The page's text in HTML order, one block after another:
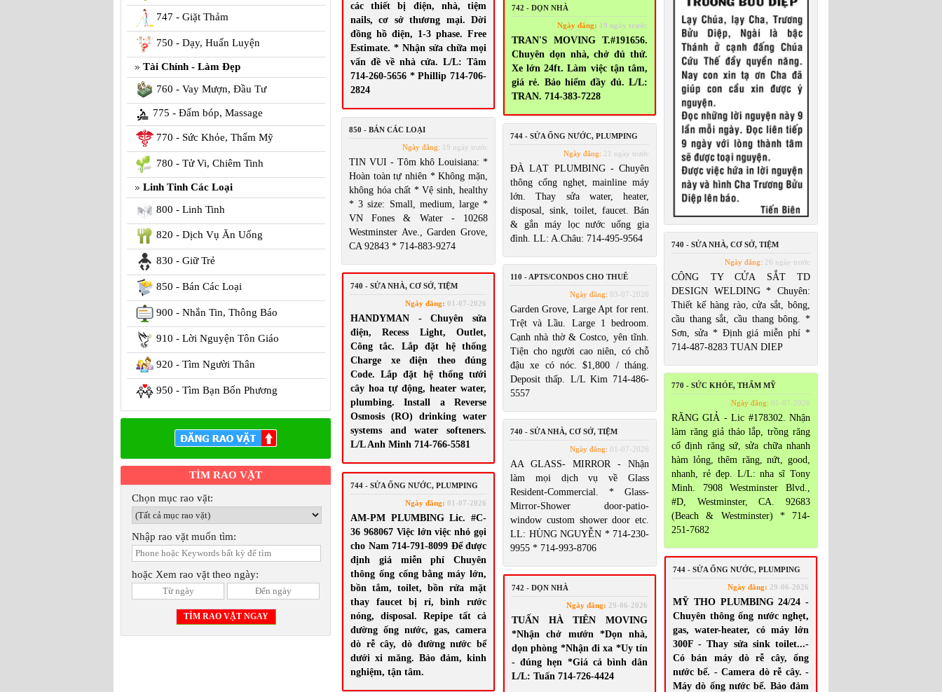
747 - Giặt Thảm
750 - Dạy, Huấn Luyện
Tài Chính - Làm Đẹp
760 - Vay Mượn, Đầu Tư
775 - Đấm bóp, Massage
770 - Sức Khỏe, Thẩm Mỹ
780 - Tử Vi, Chiêm Tinh
Linh Tinh Các Loại
800 - Linh Tinh
820 - Dịch Vụ Ăn Uống
830 - Giữ Trẻ
850 - Bán Các Loại
900 - Nhắn Tin, Thông Báo
910 - Lời Nguyện Tôn Giáo
920 - Tìm Người Thân
950 - Tìm Bạn Bốn Phương
TÌM RAO VẶT
Chọn mục rao vặt:
Nhập rao vặt muốn tìm:
hoặc Xem rao vặt theo ngày:
các thiết bị điện, nhà, tiệm
nails, cơ sở thương mại. Dời
đồng hồ điện, 1-3 phase. Free
Estimate. * Nhận sửa chữa mọi
vấn đề về nhà cửa. L/L: Tâm
714-260-5656 * Phillip 714-706-
2824
742 - DỌN NHÀ
Ngày đăng: 19 ngày trước
TRAN'S MOVING T.#191656.
Chuyên dọn nhà, chở đủ thứ.
Xe lớn 24ft. Làm việc tận tâm,
giá rẻ. Bảo hiểm đầy đủ. L/L:
TRAN. 714-383-7228
850 - BÁN CÁC LOẠI
Ngày đăng: 19 ngày trước
TIN VUI - Tôm khô Louisiana: *
Hoàn toàn tự nhiên * Không mặn,
không hóa chất * Vệ sinh, healthy
* 3 size: Small, medium, large *
VN Fones & Water - 10268
Westminster Ave., Garden Grove,
CA 92843 * 714-883-9274
744 - SỬA ỐNG NƯỚC, PLUMPING
Ngày đăng: 21 ngày trước
ĐÀ LẠT PLUMBING - Chuyên
thông cống nghẹt, mainline máy
lớn. Thay sửa water, heater,
disposal, sink, toilet, faucet. Bán
& gắn máy lọc nước uống gia
đình. LL: A.Châu: 714-495-9564
740 - SỬA NHÀ, CƠ SỞ, TIỆM
Ngày đăng: 26 ngày trước
CÔNG TY CỬA SẮT TD
DESIGN WELDING * Chuyên:
Thiết kế hàng rào, cửa sắt, bông,
cầu thang sắt, cầu thang bông. *
Sơn, sửa * Định giá miễn phí *
714-487-8283 TUAN DIEP
110 - APTS/CONDOS CHO THUÊ
Ngày đăng: 03-07-2026
Garden Grove, Large Apt for rent.
Trệt và Lầu. Large 1 bedroom.
Cạnh nhà thờ & Costco, yên tĩnh.
Tiện cho người cao niên, có chỗ
đậu xe có nóc. $1,800 / tháng.
Deposit thấp. L/L Kim 714-486-
5557
740 - SỬA NHÀ, CƠ SỞ, TIỆM
Ngày đăng: 01-07-2026
HANDYMAN - Chuyên sửa
điện, Recess Light, Outlet,
Công tắc. Lắp đặt hệ thống
Charge xe điện theo đúng
Code. Lắp đặt hệ thống tưới
cây hoa tự động, heater water,
plumbing. Install a Reverse
Osmosis (RO) drinking water
systems and water softeners.
L/L Anh Minh 714-766-5581
770 - SỨC KHỎE, THẨM MỸ
Ngày đăng: 01-07-2026
RĂNG GIẢ - Lic #178302. Nhận
làm răng giả tháo lắp, trồng răng
cố định răng sứ, sửa chữa nhanh
hàm lỏng, thêm răng, nứt, good,
nhanh, rẻ đẹp. L/L: nha sĩ Tony
Minh. 7908 Westminster Blvd.,
#D, Westminster, CA. 92683
(Beach & Westminster) * 714-
251-7682
740 - SỬA NHÀ, CƠ SỞ, TIỆM
Ngày đăng: 01-07-2026
AA GLASS- MIRROR - Nhận
làm mọi dịch vụ về Glass
Resident-Commercial. * Glass-
Mirror-Shower door-patio-
window custom shower door etc.
LL: HÙNG NGUYỄN * 714-230-
9955 * 714-993-8706
744 - SỬA ỐNG NƯỚC, PLUMPING
Ngày đăng: 01-07-2026
AM-PM PLUMBING Lic. #C-
36 968067 Việc lớn việc nhỏ gọi
cho Nam 714-791-8099 Để được
định giá miễn phí Chuyên
thông ống cống bằng máy lớn,
bồn tắm, toilet, bồn rửa mặt
thay faucet bị rỉ, bình rước
nóng, disposal. Repipe tất cả
đường ống nước, gas, camera
dò rễ cây, dò đường nước bể
dưới xi măng. Bảo đảm, kinh
nghiệm, tận tâm.
744 - SỬA ỐNG NƯỚC, PLUMPING
Ngày đăng: 29-06-2026
MỸ THO PLUMBING 24/24 -
Chuyên thông ống nước nghẹt,
gas, water-heater, có máy lớn
300F - Thay sửa sink toilet...-
Có bán máy dò rễ cây, ống
nước bể. - Camera dò rễ cây. -
Máy dò ống nước bể. Bảo đảm
742 - DỌN NHÀ
Ngày đăng: 29-06-2026
TUẤN HÀ TIÊN MOVING
*Nhận chở mướn *Dọn nhà,
dọn phòng *Nhận đi xa *Uy tín
- đúng hẹn *Giá cả bình dân
L/L: Tuấn 714-726-4424